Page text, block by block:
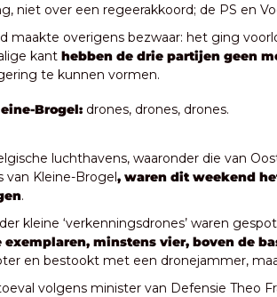
niet over een regeerakkoord; de PS en
maakte overigens bezwaar: het ging
kant hebben de drie partijen geen
te kunnen vormen.
Brogel: drones, drones, drones.
luchthavens, waaronder die van
van Kleine-Brogel, waren dit weekend
.
exemplaren, minstens vier, boven de
en bestookt met een dronejammer,
volgens minister van Defensie Theo